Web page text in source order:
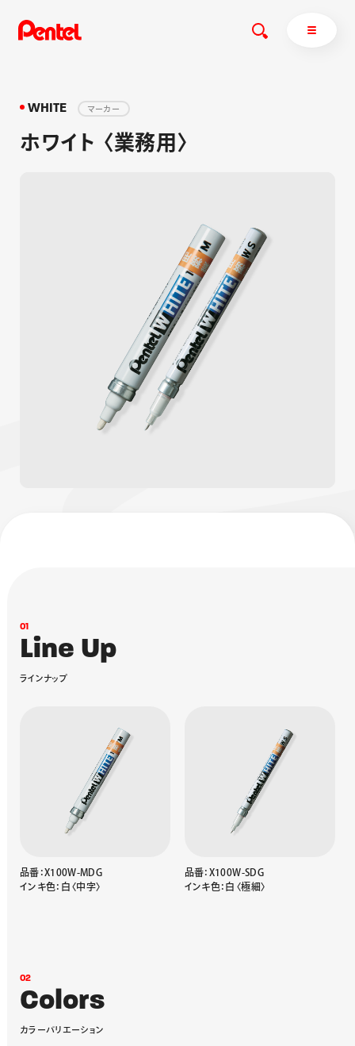
オレンズ
商品を探す
シャープペン
ブラッシュ（筆）
画材
その他
ぺんてるについて
ぺんてるについてトップ
メッセージ
採用情報
運営会社
WHITE マーカー
ホワイト 〈業務用〉
01
Line Up
ラインナップ
品番：X100W-MDG
インキ色：白〈中字〉
品番：X100W-SDG
インキ色：白〈極細〉
02
Colors
カラ ーバリエーション